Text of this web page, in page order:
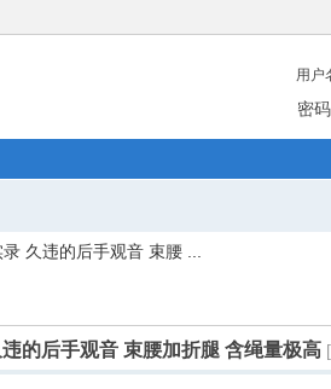
用户
密码
录 久违的后手观音 束腰 ...
的后手观音 束腰加折腿 含绳量极高